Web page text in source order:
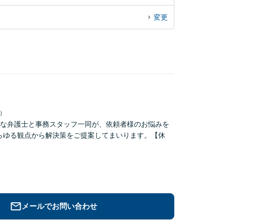
変更
弁護士と事務スタッフ一同が、依頼者様のお悩みを
る観点から解決策をご提案してまいります。【休
メールでお問い合わせ